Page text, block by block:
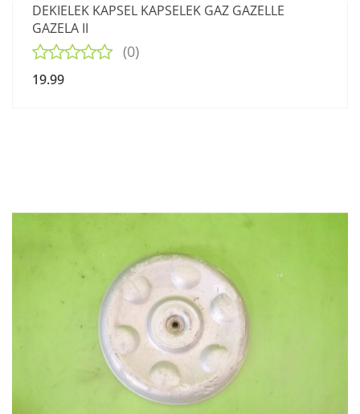
DEKIELEK KAPSEL KAPSELEK GAZ GAZELLE
GAZELA II
(0)
19.99